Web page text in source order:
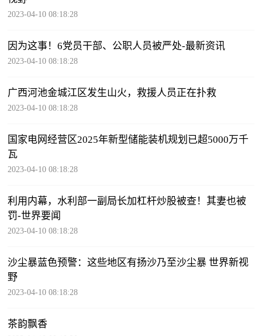
2023-04-10 08:18:28
因为这事！6党员干部、公职人员被严处-最新资讯
2023-04-10 08:18:28
广西河池金城江区发生山火，救援人员正在扑救
2023-04-10 08:18:28
国家电网经营区2025年新型储能装机规划已超5000万千
瓦
2023-04-10 08:18:28
利用内幕，水利部一副局长加杠杆炒股被查！其妻也被
罚-世界要闻
2023-04-10 08:18:28
沙尘暴蓝色预警：这些地区有扬沙乃至沙尘暴 世界新视
野
2023-04-10 08:18:28
茶韵飘香